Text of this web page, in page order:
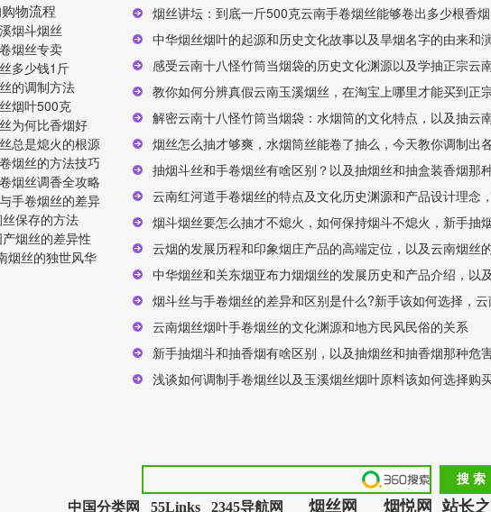
物流程
烟斗烟丝
烟丝专卖
多少钱1斤
的调制方法
烟叶500克
为何比香烟好
总是熄火的根源
烟丝的方法技巧
烟丝调香全攻略
手卷烟丝的差异
保存的方法
产烟丝的差异性
烟丝的独世风华
烟丝讲坛：到底一斤500克云南手卷烟丝能够卷出多少根香
中华烟丝烟叶的起源和历史文化故事以及旱烟名字的由来和
感受云南十八怪竹筒当烟袋的历史文化渊源以及学抽正宗云
教你如何分辨真假云南玉溪烟丝，在淘宝上哪里才能买到正
解密云南十八怪竹筒当烟袋：水烟筒的文化特点，以及抽云
烟丝怎么抽才够爽，水烟筒丝能卷了抽么，今天教你调制出
抽烟斗丝和手卷烟丝有啥区别？以及抽烟丝和抽盒装香烟那
云南红河道手卷烟丝的特点及文化历史渊源和产品设计理念
烟斗烟丝要怎么抽才不熄火，如何保持烟斗不熄火，新手抽
云烟的发展历程和印象烟庄产品的高端定位，以及云南烟丝
中华烟丝和关东烟亚布力烟烟丝的发展历史和产品介绍，以
烟斗丝与手卷烟丝的差异和区别是什么?新手该如何选择，
云南烟丝烟叶手卷烟丝的文化渊源和地方民风民俗的关系
新手抽烟斗和抽香烟有啥区别，以及抽烟丝和抽香烟那种危
浅谈如何调制手卷烟丝以及玉溪烟丝烟叶原料该如何选择购
中国分类网 55Links 2345导航网 烟丝网 烟悦网 站长